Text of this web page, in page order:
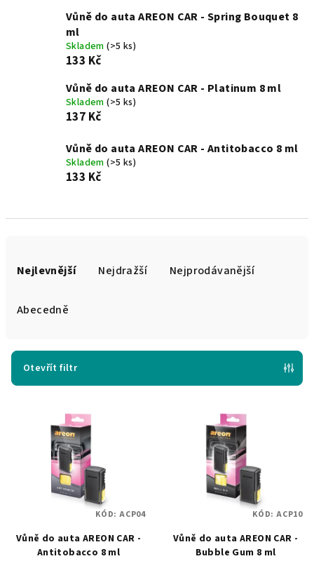
Vůně do auta AREON CAR - Spring Bouquet 8
ml
Skladem(>5 ks)
133 Kč
Vůně do auta AREON CAR - Platinum 8 ml
Skladem(>5 ks)
137 Kč
Vůně do auta AREON CAR - Antitobacco 8 ml
Skladem(>5 ks)
133 Kč
r
Nejlevnější Nejdražší Nejprodávanější
Abecedně
Otevřít filtr
Vůně do auta AREON CAR -
Antitobacco 8 ml
KÓD: ACP04
Vůně do auta AREON CAR -
Bubble Gum 8 ml
KÓD: ACP10